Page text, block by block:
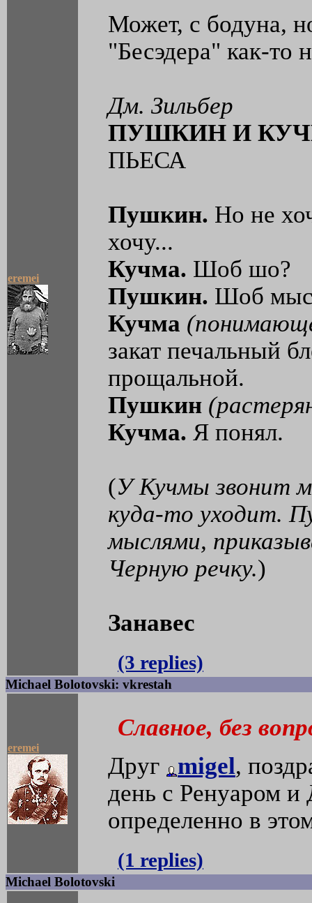
eremei
Может, с бодуна,
"Бесэдера" как-то
Дм. Зильбер
ПУШКИН И
ПЬЕСА
Пушкин. Но не
хочу...
Кучма. Шоб шо?
Пушкин. Шоб
Кучма
закат печальный
прощальной.
Пушкин
Кучма. Я понял.
(У Кучмы звонит
куда-то уходит.
мыслями,
Черную речку.)
Занавес
(3 replies)
Michael Bolotovski: vkrestah
eremei
Славное, без
Друг
migel,
день с Ренуаром
определенно в
(1 replies)
Michael Bolotovski